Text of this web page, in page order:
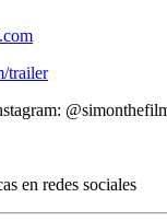
trailer
en redes sociales